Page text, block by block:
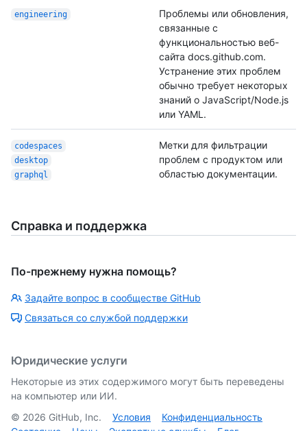
engineering
Проблемы или обновления,
связанные с
функциональностью веб-
сайта docs.github.com.
Устранение этих проблем
обычно требует некоторых
знаний о JavaScript/Node.js
или YAML.
codespaces
desktop
graphql
Метки для фильтрации
проблем с продуктом или
областью документации.
Справка и поддержка
По-прежнему нужна помощь?
Задайте вопрос в сообществе GitHub
Связаться со службой поддержки
Юридические услуги
Некоторые из этих содержимого могут быть переведены
на компьютер или ИИ.
© 2026 GitHub, Inc. Условия
Конфиденциальность